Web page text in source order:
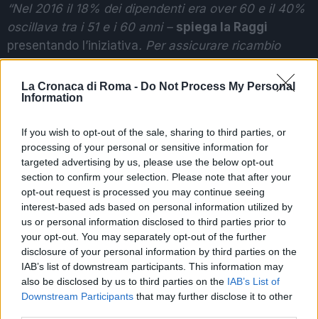
La Cronaca di Roma - Do Not Process My Personal
Information
If you wish to opt-out of the sale, sharing to third parties, or
processing of your personal or sensitive information for
targeted advertising by us, please use the below opt-out
section to confirm your selection. Please note that after your
opt-out request is processed you may continue seeing
interest-based ads based on personal information utilized by
us or personal information disclosed to third parties prior to
your opt-out. You may separately opt-out of the further
disclosure of your personal information by third parties on the
IAB’s list of downstream participants. This information may
also be disclosed by us to third parties on the IAB’s List of
Downstream Participants that may further disclose it to other
“Nel 2016 il 18% dei dipendenti era over 60 e il 40%
oscillava tra i 51 e i 60 anni – spiega la Raggi
presentando l’iniziativa. Per assicurare ricambio
generazionale abbiamo messo in campo un lavoro
titanico. Abbiamo assunto tra il 2016 e il 2020 6mila
persone nei vari settori: personale amministrativo,
e giardinieri. Con questo concorso vogliamo
assicurare a Roma Capitale una programmazione
sistemica, tramite un’organizzazione solida, in grado
di durare nel tempo e di fortificare l’ente”.
SEGUICI SU FACEBOOK
POTREBBE INTERESSARTI